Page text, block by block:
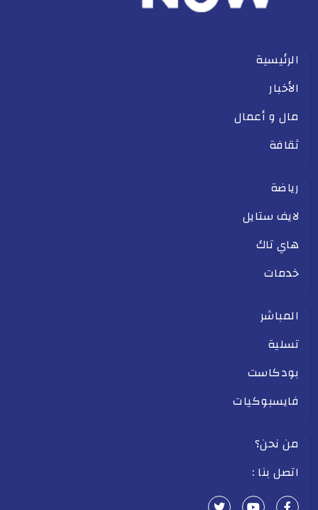
الرئيسية
الأخبار
مال و أعمال
ثقافة
رياضة
لايف ستايل
هاي تاك
خدمات
المباشر
تسلية
بودكاست
فايسبوكيات
من نحن؟
اتصل بنا :